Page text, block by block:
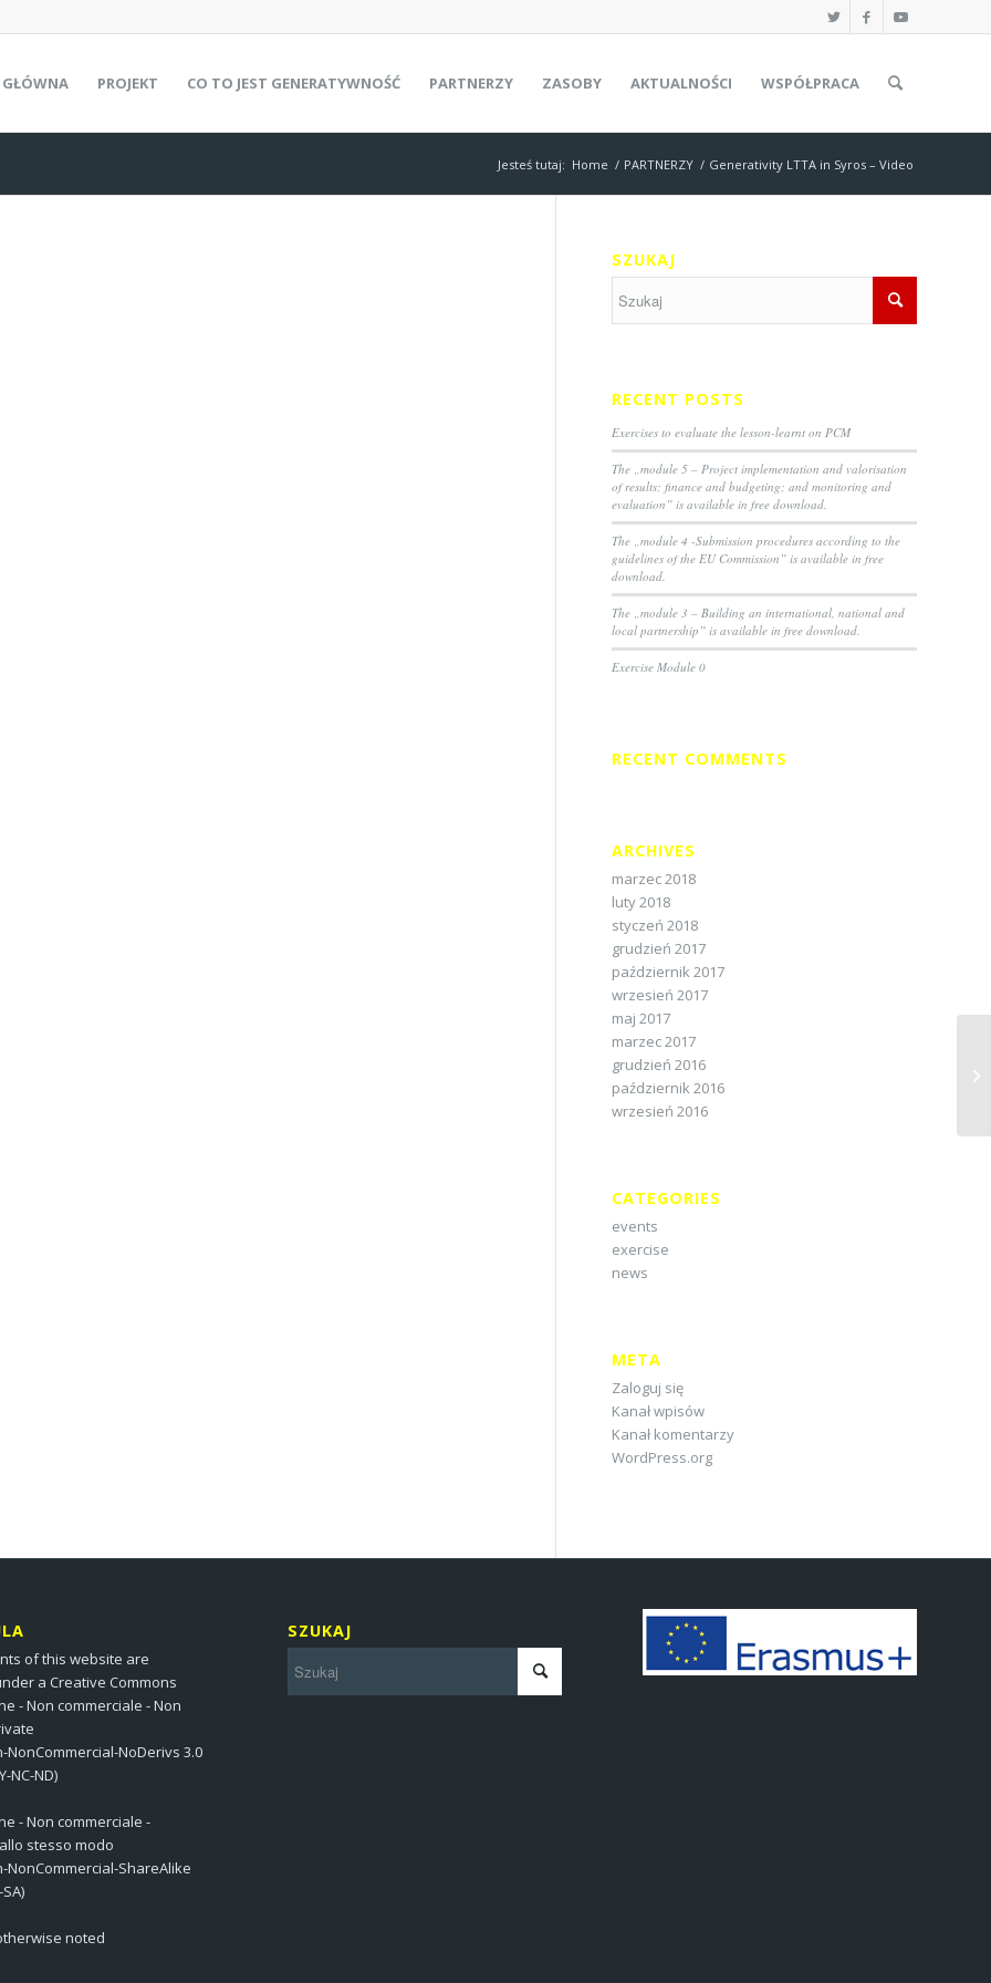
PROJEKT CO TO JEST GENERATYWNOŚĆ PARTNERZY ZASOBY AKTUALNOŚCI WSPÓŁPRACA
Jesteś tutaj: Home / PARTNERZY / Generativity LTTA in Syros – Video
SZUKAJ
RECENT POSTS
Exercises to evaluate the lesson-learnt on PCM
The „module 5 – Project implementation and valorisation
of results; finance and budgeting; and monitoring and
evaluation” is available in free download.
The „module 4 -Submission procedures according to the
guidelines of the EU Commission” is available in free
download.
The „module 3 – Building an international, national and
local partnership” is available in free download.
Exercise Module 0
RECENT COMMENTS
ARCHIVES
marzec 2018
luty 2018
styczeń 2018
grudzień 2017
październik 2017
wrzesień 2017
maj 2017
marzec 2017
grudzień 2016
październik 2016
wrzesień 2016
CATEGORIES
events
exercise
news
META
Zaloguj się
Kanał wpisów
Kanał komentarzy
WordPress.org
of this website are
a Creative Commons
- Non commerciale - Non
NonCommercial-NoDerivs 3.0
NC-ND)
- Non commerciale -
stesso modo
NonCommercial-ShareAlike
noted
SZUKAJ